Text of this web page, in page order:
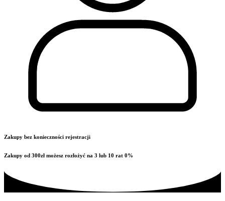
Zakupy bez konieczności rejestracji
Zakupy od 300zł możesz rozłożyć na 3 lub 10 rat 0%